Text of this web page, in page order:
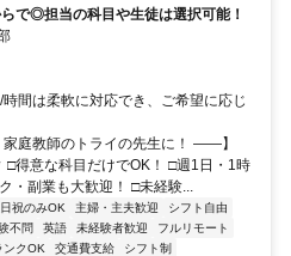
で◎担当の科目や生徒は選択可能！
間は柔軟に対応でき、ご希望に応じ
庭教師のトライの先生に！ ――】
意な科目だけでOK！ □週1日・1時
・副業も大歓迎！ □未経験...
祝のみOK 主婦・主夫歓迎
シフト自由
不問 英語 未経験者歓迎
フルリモート
ンクOK 交通費支給
シフト制